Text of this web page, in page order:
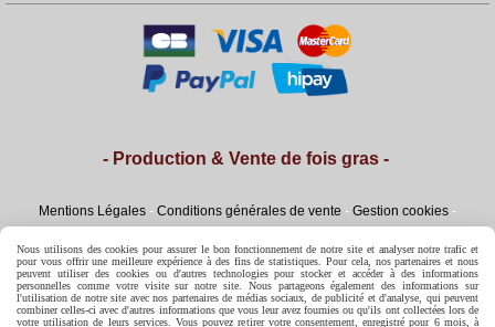
- Production & Vente de fois gras -
Mentions Légales Conditions générales de vente Gestion cookies
Mon Compte Conditions Générales de Ventes
Nous utilisons des cookies pour assurer le bon fonctionnement de notre site et analyser notre trafic et
pour vous offrir une meilleure expérience à des fins de statistiques. Pour cela, nos partenaires et nous
peuvent utiliser des cookies ou d'autres technologies pour stocker et accéder à des informations
personnelles comme votre visite sur notre site. Nous partageons également des informations sur
l'utilisation de notre site avec nos partenaires de médias sociaux, de publicité et d'analyse, qui peuvent
combiner celles-ci avec d'autres informations que vous leur avez fournies ou qu'ils ont collectées lors de
votre utilisation de leurs services. Vous pouvez retirer votre consentement, enregistré pour 6 mois, à